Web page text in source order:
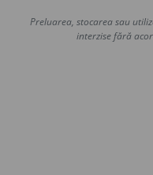
Preluarea, stocarea sau
interzise fără